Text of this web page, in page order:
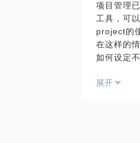
实那样的
要想尽快
直击问题。
作为
微软最有
其是Excel
项目管理
工具，可
project的
在这样的
如何设定
如何实现资
展开